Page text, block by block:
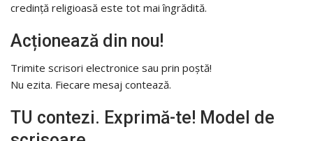
credință religioasă este tot mai îngrădită.
Acționează din nou!
Trimite scrisori electronice sau prin poștă!
Nu ezita. Fiecare mesaj contează.
TU contezi. Exprimă-te! Model de